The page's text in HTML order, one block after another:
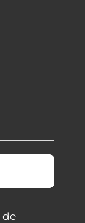
de